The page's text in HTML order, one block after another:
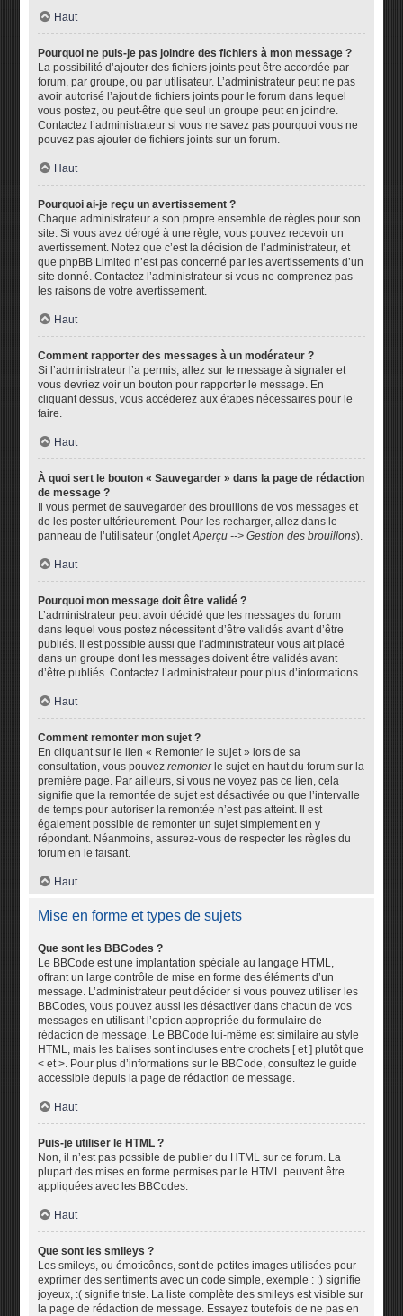
Haut
Pourquoi ne puis-je pas joindre des fichiers à mon message ?
La possibilité d’ajouter des fichiers joints peut être accordée par
forum, par groupe, ou par utilisateur. L’administrateur peut ne pas
avoir autorisé l’ajout de fichiers joints pour le forum dans lequel
vous postez, ou peut-être que seul un groupe peut en joindre.
Contactez l’administrateur si vous ne savez pas pourquoi vous ne
pouvez pas ajouter de fichiers joints sur un forum.
Haut
Pourquoi ai-je reçu un avertissement ?
Chaque administrateur a son propre ensemble de règles pour son
site. Si vous avez dérogé à une règle, vous pouvez recevoir un
avertissement. Notez que c’est la décision de l’administrateur, et
que phpBB Limited n’est pas concerné par les avertissements d’un
site donné. Contactez l’administrateur si vous ne comprenez pas
les raisons de votre avertissement.
Haut
Comment rapporter des messages à un modérateur ?
Si l’administrateur l’a permis, allez sur le message à signaler et
vous devriez voir un bouton pour rapporter le message. En
cliquant dessus, vous accéderez aux étapes nécessaires pour le
faire.
Haut
À quoi sert le bouton « Sauvegarder » dans la page de rédaction
de message ?
Il vous permet de sauvegarder des brouillons de vos messages et
de les poster ultérieurement. Pour les recharger, allez dans le
panneau de l’utilisateur (ongletAperçu --> Gestion des brouillons).
Haut
Pourquoi mon message doit être validé ?
L’administrateur peut avoir décidé que les messages du forum
dans lequel vous postez nécessitent d’être validés avant d’être
publiés. Il est possible aussi que l’administrateur vous ait placé
dans un groupe dont les messages doivent être validés avant
d’être publiés. Contactez l’administrateur pour plus d’informations.
Haut
Comment remonter mon sujet ?
En cliquant sur le lien « Remonter le sujet » lors de sa
consultation, vous pouvezremonterle sujet en haut du forum sur la
première page. Par ailleurs, si vous ne voyez pas ce lien, cela
signifie que la remontée de sujet est désactivée ou que l’intervalle
de temps pour autoriser la remontée n’est pas atteint. Il est
également possible de remonter un sujet simplement en y
répondant. Néanmoins, assurez-vous de respecter les règles du
forum en le faisant.
Haut
Mise en forme et types de sujets
Que sont les BBCodes ?
Le BBCode est une implantation spéciale au langage HTML,
offrant un large contrôle de mise en forme des éléments d’un
message. L’administrateur peut décider si vous pouvez utiliser les
BBCodes, vous pouvez aussi les désactiver dans chacun de vos
messages en utilisant l’option appropriée du formulaire de
rédaction de message. Le BBCode lui-même est similaire au style
HTML, mais les balises sont incluses entre crochets [ et ] plutôt que
< et >. Pour plus d’informations sur le BBCode, consultez le guide
accessible depuis la page de rédaction de message.
Haut
Puis-je utiliser le HTML ?
Non, il n’est pas possible de publier du HTML sur ce forum. La
plupart des mises en forme permises par le HTML peuvent être
appliquées avec les BBCodes.
Haut
Que sont les smileys ?
Les smileys, ou émoticônes, sont de petites images utilisées pour
exprimer des sentiments avec un code simple, exemple : :) signifie
joyeux, :( signifie triste. La liste complète des smileys est visible sur
la page de rédaction de message. Essayez toutefois de ne pas en